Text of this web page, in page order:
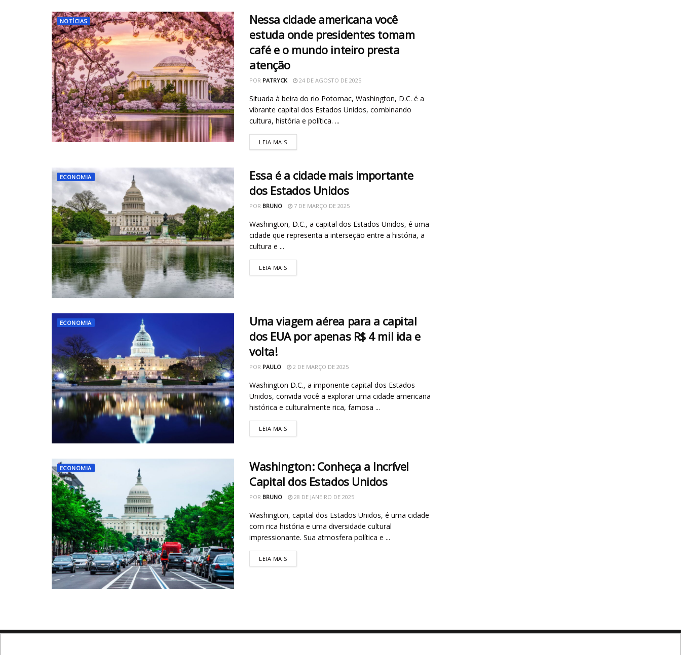
NOTÍCIAS
Nessa cidade americana você
estuda onde presidentes tomam
café e o mundo inteiro presta
atenção
POR PATRYCK 24 DE AGOSTO DE 2025
Situada à beira do rio Potomac, Washington, D.C. é a
vibrante capital dos Estados Unidos, combinando
cultura, história e política. ...
LEIA MAIS
ECONOMIA
Essa é a cidade mais importante
dos Estados Unidos
POR BRUNO 7 DE MARÇO DE 2025
Washington, D.C., a capital dos Estados Unidos, é uma
cidade que representa a interseção entre a história, a
cultura e ...
LEIA MAIS
ECONOMIA
Uma viagem aérea para a capital
dos EUA por apenas R$ 4 mil ida e
volta!
POR PAULO 2 DE MARÇO DE 2025
Washington D.C., a imponente capital dos Estados
Unidos, convida você a explorar uma cidade americana
histórica e culturalmente rica, famosa ...
LEIA MAIS
ECONOMIA
Washington: Conheça a Incrível
Capital dos Estados Unidos
POR BRUNO 28 DE JANEIRO DE 2025
Washington, capital dos Estados Unidos, é uma cidade
com rica história e uma diversidade cultural
impressionante. Sua atmosfera política e ...
LEIA MAIS